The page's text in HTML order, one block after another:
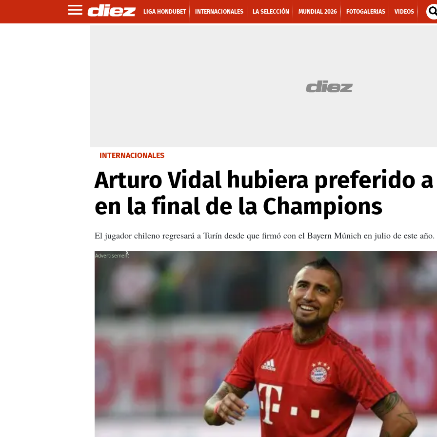
LIGA HONDUBET INTERNACIONALES LA SELECCIÓN MUNDIAL 2026 FOTOGALERIAS VIDEOS
INTERNACIONALES
Arturo Vidal hubiera preferido
en la final de la Champions
El jugador chileno regresará a Turín desde que firmó con el Bayern Múnich en julio de este año.
X